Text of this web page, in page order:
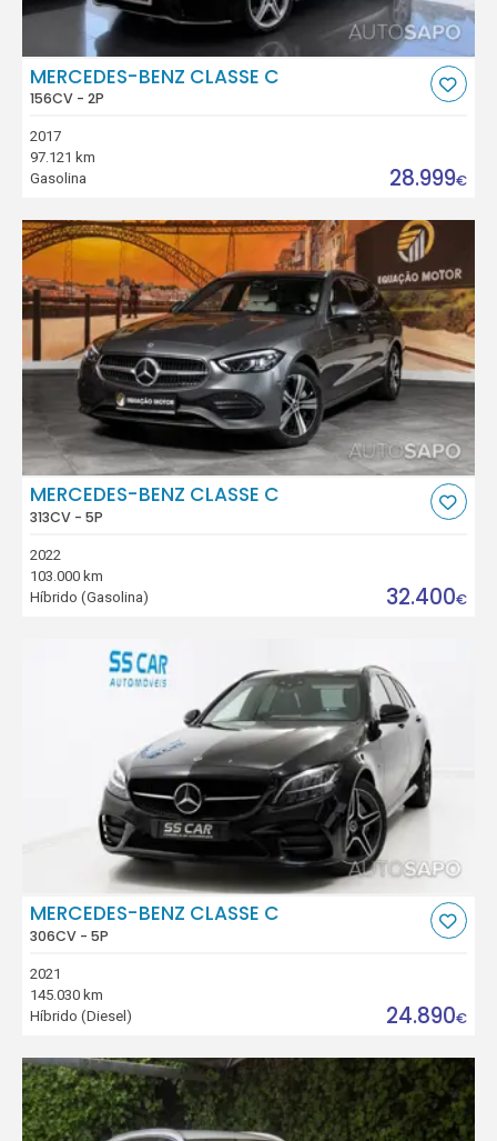
MERCEDES-BENZ CLASSE C
156CV - 2P
2017
97.121 km
Gasolina
28.999€
MERCEDES-BENZ CLASSE C
313CV - 5P
2022
103.000 km
Híbrido (Gasolina)
32.400€
MERCEDES-BENZ CLASSE C
306CV - 5P
2021
145.030 km
Híbrido (Diesel)
24.890€